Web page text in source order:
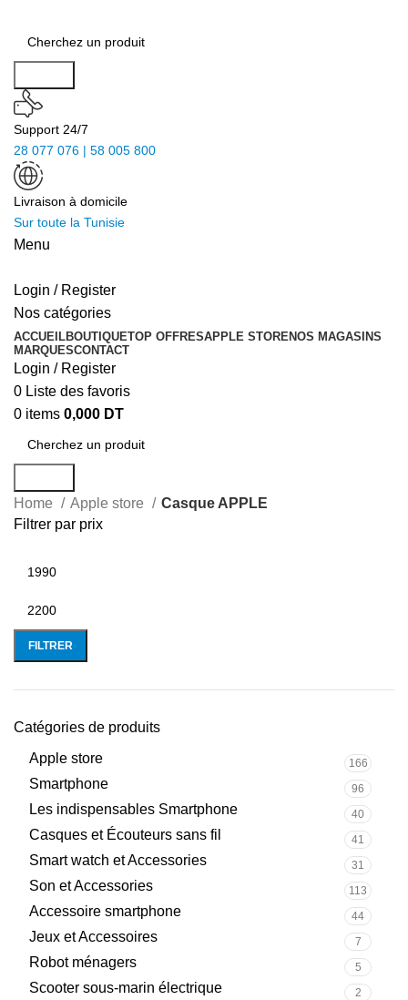
Support 24/7
28 077 076 | 58 005 800
Livraison à domicile
Sur toute la Tunisie
Menu
Login / Register
Nos catégories
ACCUEILBOUTIQUETOP OFFRESAPPLE STORENOS MAGASINS
MARQUESCONTACT
Login / Register
0 Liste des favoris
0 items 0,000 DT
Home
Apple store
Casque APPLE
Filtrer par prix
FILTRER
Catégories de produits
Apple store
166
Smartphone 96
Les indispensables Smartphone 40
Casques et Écouteurs sans fil 41
Smart watch et Accessories 31
Son et Accessories 113
Accessoire smartphone 44
Jeux et Accessoires 7
Robot ménagers 5
Scooter sous-marin électrique 2